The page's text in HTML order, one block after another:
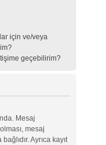
için ve/veya
geçebilirim?
Mesaj
mesaj
Ayrıca kayıt